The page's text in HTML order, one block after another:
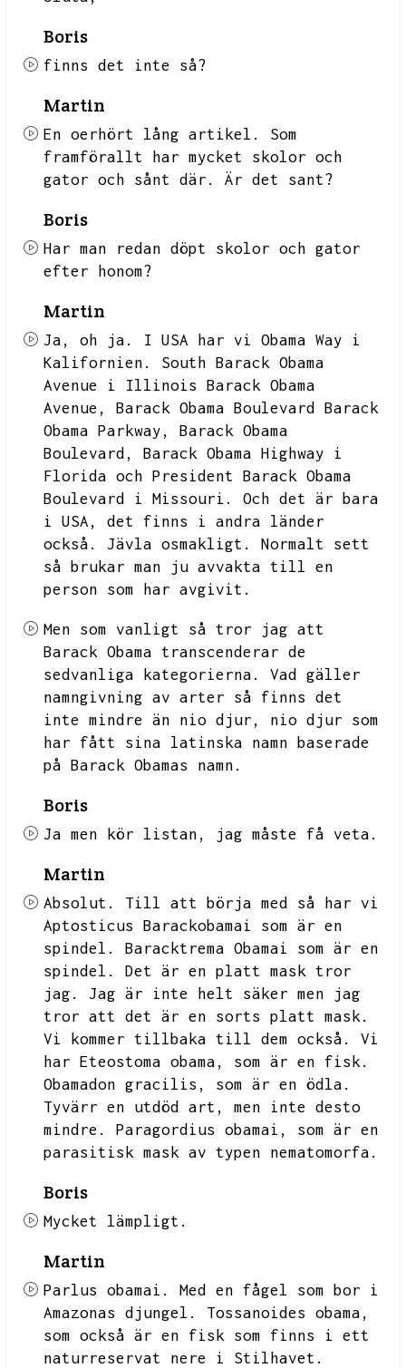
Boris
finns det inte så?
Martin
En oerhört lång artikel.
Som
framförallt har mycket skolor och
gator och sånt där.
Är det sant?
Boris
Har man redan döpt skolor och gator
efter honom?
Martin
Ja, oh ja.
I USA har vi Obama Way i
Kalifornien.
South Barack Obama
Avenue i Illinois Barack Obama
Avenue,
Barack Obama Boulevard Barack
Obama Parkway,
Barack Obama
Boulevard,
Barack Obama Highway i
Florida och President Barack Obama
Boulevard i Missouri.
Och det är bara
i USA,
det finns i andra länder
också.
Jävla osmakligt.
Normalt sett
så brukar man ju avvakta till en
person som har avgivit.
Men som vanligt så tror jag att
Barack Obama transcenderar de
sedvanliga kategorierna.
Vad gäller
namngivning av arter så finns det
inte mindre än nio djur,
nio djur som
har fått sina latinska namn baserade
på Barack Obamas namn.
Boris
Ja men kör listan, jag måste få veta.
Martin
Absolut.
Till att börja med så har vi
Aptosticus Barackobamai som är en
spindel.
Baracktrema Obamai som är en
spindel.
Det är en platt mask tror
jag.
Jag är inte helt säker men jag
tror att det är en sorts platt mask.
Vi kommer tillbaka till dem också.
Vi
har Eteostoma obama,
som är en fisk.
Obamadon gracilis,
som är en ödla.
Tyvärr en utdöd art,
men inte desto
mindre.
Paragordius obamai,
som är en
parasitisk mask av typen nematomorfa.
Boris
Mycket lämpligt.
Martin
Parlus obamai.
Med en fågel som bor i
Amazonas djungel.
Tossanoides obama,
som också är en fisk som finns i ett
naturreservat nere i Stilhavet.